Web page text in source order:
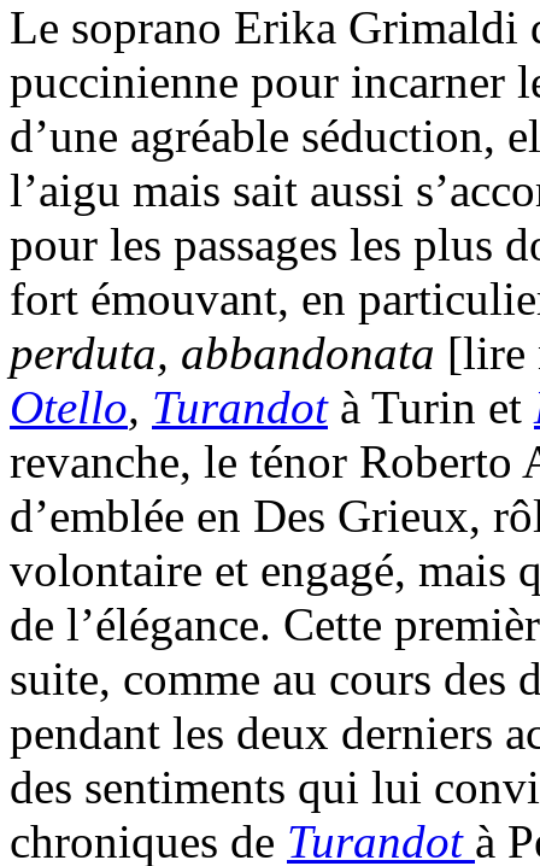
Le soprano Erika Grimaldi
puccinienne pour incarner
d’une agréable séduction,
l’aigu mais sait aussi
pour les passages les plus
fort émouvant, en
perduta, abbandonata [lire
Otello, Turandotà Turin et
revanche, le ténor Roberto
d’emblée en Des Grieux,
volontaire et engagé, mais
de l’élégance. Cette
suite, comme au cours des
pendant les deux derniers
des sentiments qui lui
chroniques de Turandot à